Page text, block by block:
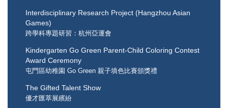
Interdisciplinary Research Project (Hangzhou Asian
Games)
跨學科專題研習：杭州亞運會
Kindergarten Go Green Parent-Child Coloring Contest
Award Ceremony
屯門區幼稚園 Go Green 親子填色比賽頒獎禮
The Gifted Talent Show
優才匯萃展繽紛